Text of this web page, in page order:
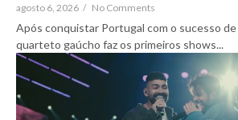
agosto 6, 2026 / No Comments
Após conquistar Portugal com o sucesso de
quarteto gaúcho faz os primeiros shows...